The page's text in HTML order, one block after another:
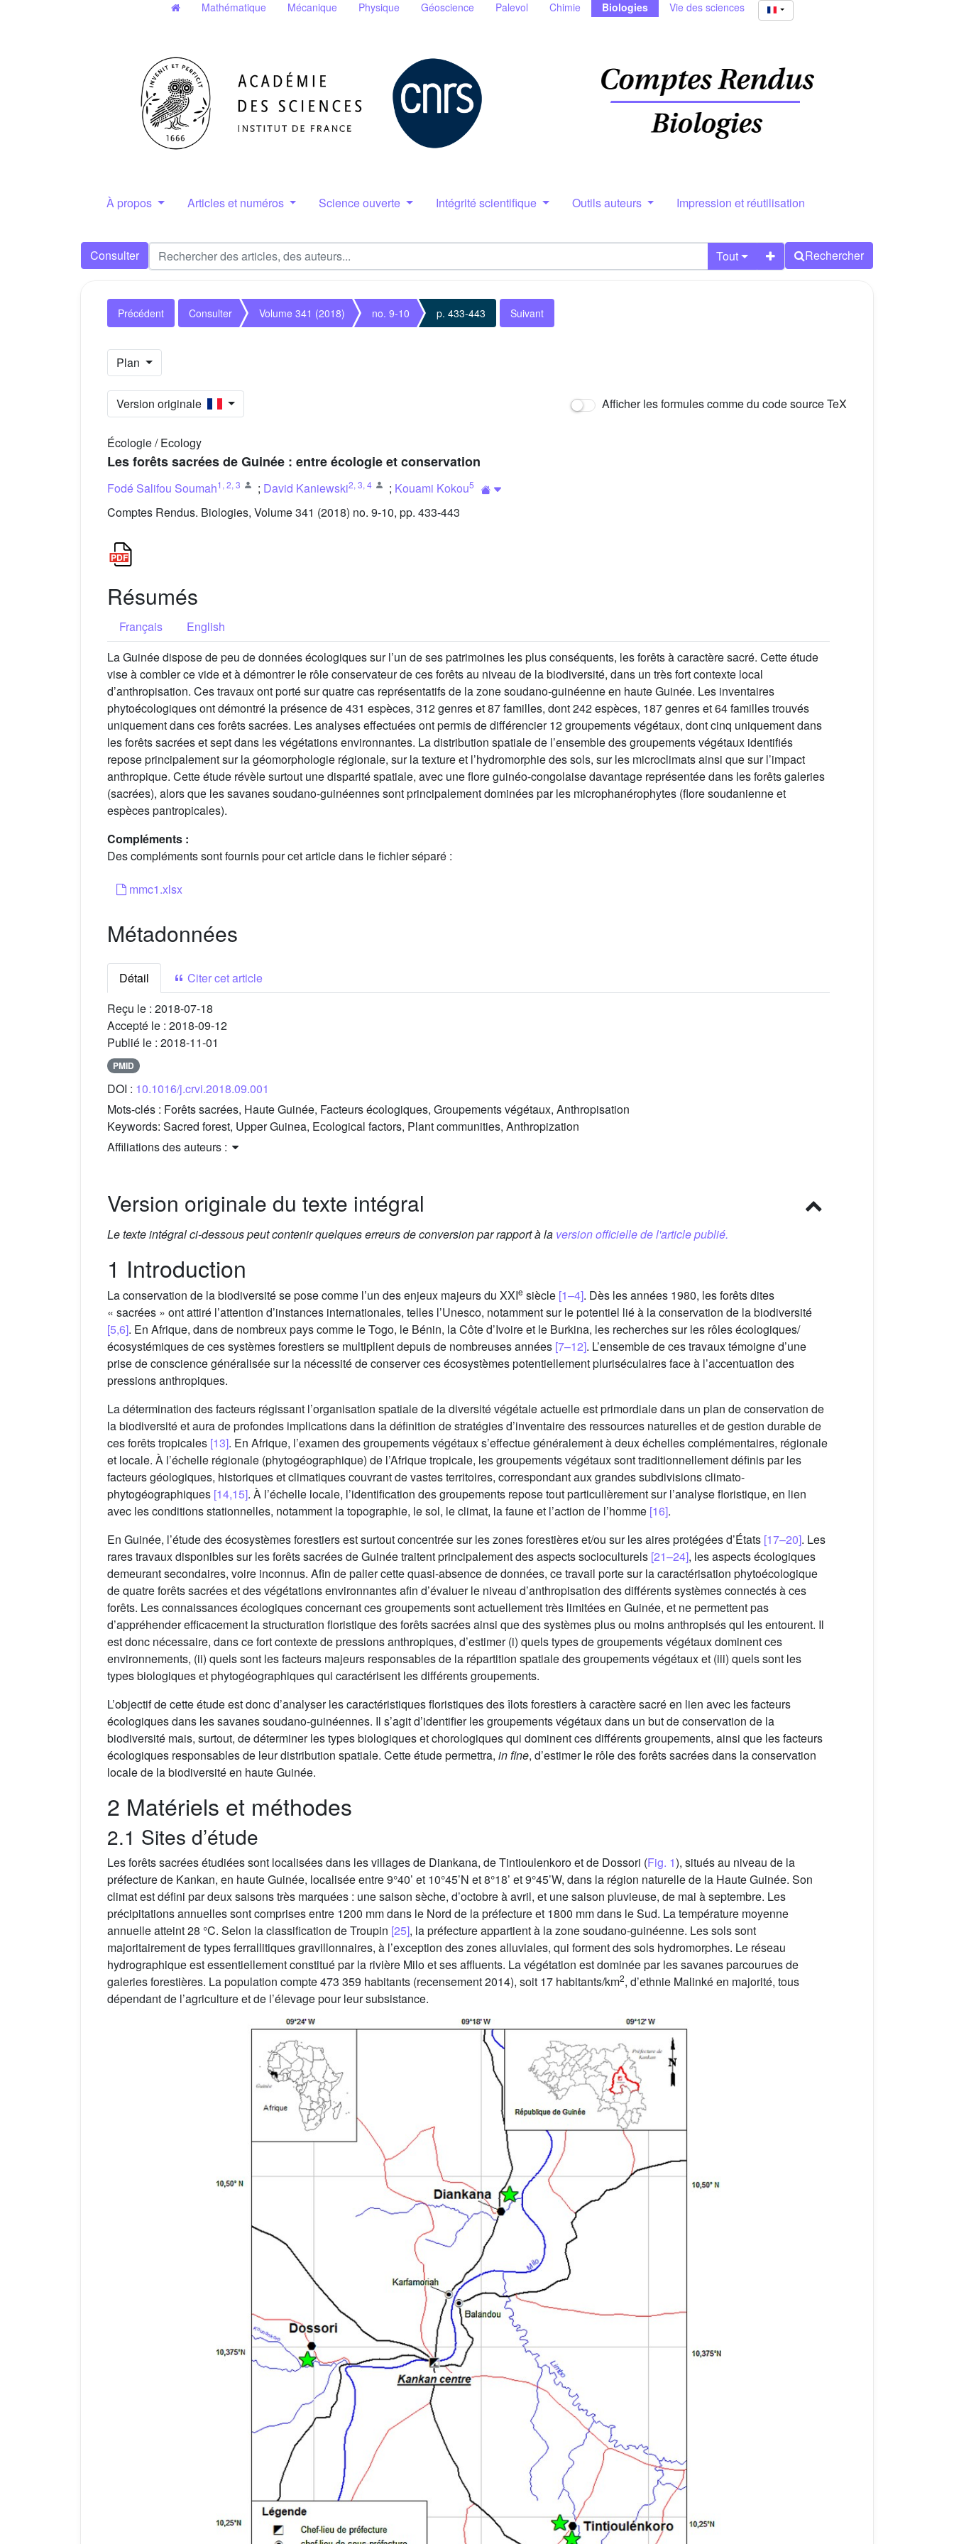
Mathématique Mécanique Physique Géoscience Palevol Chimie Biologies Vie des sciences
À propos Articles et numéros Science ouverte Intégrité scientifique Outils auteurs Impression et réutilisation
Consulter Tout Rechercher
Précédent Consulter Volume 341 (2018) no. 9-10 p. 433-443 Suivant
Plan
Version originale Afficher les formules comme du code source TeX
Écologie / Ecology
Les forêts sacrées de Guinée : entre écologie et conservation
Fodé Salifou Soumah1 , 2, 3 ; David Kaniewski2, 3, 4 ; Kouami Kokou5
Comptes Rendus. Biologies, Volume 341 (2018) no. 9-10, pp. 433-443
Résumés
Français
English
La Guinée dispose de peu de données écologiques sur l’un de ses patrimoines les plus conséquents, les forêts à caractère sacré. Cette étude
vise à combler ce vide et à démontrer le rôle conservateur de ces forêts au niveau de la biodiversité, dans un très fort contexte local
d’anthropisation. Ces travaux ont porté sur quatre cas représentatifs de la zone soudano-guinéenne en haute Guinée. Les inventaires
phytoécologiques ont démontré la présence de 431 espèces, 312 genres et 87 familles, dont 242 espèces, 187 genres et 64 familles trouvés
uniquement dans ces forêts sacrées. Les analyses effectuées ont permis de différencier 12 groupements végétaux, dont cinq uniquement dans
les forêts sacrées et sept dans les végétations environnantes. La distribution spatiale de l’ensemble des groupements végétaux identifiés
repose principalement sur la géomorphologie régionale, sur la texture et l’hydromorphie des sols, sur les microclimats ainsi que sur l’impact
anthropique. Cette étude révèle surtout une disparité spatiale, avec une flore guinéo-congolaise davantage représentée dans les forêts galeries
(sacrées), alors que les savanes soudano-guinéennes sont principalement dominées par les microphanérophytes (flore soudanienne et
espèces pantropicales).
Compléments :
Des compléments sont fournis pour cet article dans le fichier séparé :
mmc1.xlsx
Métadonnées
Détail
Citer cet article
Reçu le : 2018-07-18
Accepté le : 2018-09-12
Publié le : 2018-11-01
PMID
DOI : 10.1016/j.crvi.2018.09.001
Mots-clés : Forêts sacrées, Haute Guinée, Facteurs écologiques, Groupements végétaux, Anthropisation
Keywords: Sacred forest, Upper Guinea, Ecological factors, Plant communities, Anthropization
Affiliations des auteurs :
Version originale du texte intégral
Le texte intégral ci-dessous peut contenir quelques erreurs de conversion par rapport à la version officielle de l'article publié.
1 Introduction
La conservation de la biodiversité se pose comme l’un des enjeux majeurs du XXIe siècle [1–4]. Dès les années 1980, les forêts dites
« sacrées » ont attiré l’attention d’instances internationales, telles l’Unesco, notamment sur le potentiel lié à la conservation de la biodiversité
[5,6]. En Afrique, dans de nombreux pays comme le Togo, le Bénin, la Côte d’Ivoire et le Burkina, les recherches sur les rôles écologiques/
écosystémiques de ces systèmes forestiers se multiplient depuis de nombreuses années [7–12]. L’ensemble de ces travaux témoigne d’une
prise de conscience généralisée sur la nécessité de conserver ces écosystèmes potentiellement pluriséculaires face à l’accentuation des
pressions anthropiques.
La détermination des facteurs régissant l’organisation spatiale de la diversité végétale actuelle est primordiale dans un plan de conservation de
la biodiversité et aura de profondes implications dans la définition de stratégies d’inventaire des ressources naturelles et de gestion durable de
ces forêts tropicales [13]. En Afrique, l’examen des groupements végétaux s’effectue généralement à deux échelles complémentaires, régionale
et locale. À l’échelle régionale (phytogéographique) de l’Afrique tropicale, les groupements végétaux sont traditionnellement définis par les
facteurs géologiques, historiques et climatiques couvrant de vastes territoires, correspondant aux grandes subdivisions climato-
phytogéographiques [14,15]. À l’échelle locale, l’identification des groupements repose tout particulièrement sur l’analyse floristique, en lien
avec les conditions stationnelles, notamment la topographie, le sol, le climat, la faune et l’action de l’homme [16].
En Guinée, l’étude des écosystèmes forestiers est surtout concentrée sur les zones forestières et/ou sur les aires protégées d’États [17–20]. Les
rares travaux disponibles sur les forêts sacrées de Guinée traitent principalement des aspects socioculturels [21–24], les aspects écologiques
demeurant secondaires, voire inconnus. Afin de palier cette quasi-absence de données, ce travail porte sur la caractérisation phytoécologique
de quatre forêts sacrées et des végétations environnantes afin d’évaluer le niveau d’anthropisation des différents systèmes connectés à ces
forêts. Les connaissances écologiques concernant ces groupements sont actuellement très limitées en Guinée, et ne permettent pas
d’appréhender efficacement la structuration floristique des forêts sacrées ainsi que des systèmes plus ou moins anthropisés qui les entourent. Il
est donc nécessaire, dans ce fort contexte de pressions anthropiques, d’estimer (i) quels types de groupements végétaux dominent ces
environnements, (ii) quels sont les facteurs majeurs responsables de la répartition spatiale des groupements végétaux et (iii) quels sont les
types biologiques et phytogéographiques qui caractérisent les différents groupements.
L’objectif de cette étude est donc d’analyser les caractéristiques floristiques des îlots forestiers à caractère sacré en lien avec les facteurs
écologiques dans les savanes soudano-guinéennes. Il s’agit d’identifier les groupements végétaux dans un but de conservation de la
biodiversité mais, surtout, de déterminer les types biologiques et chorologiques qui dominent ces différents groupements, ainsi que les facteurs
écologiques responsables de leur distribution spatiale. Cette étude permettra, in fine, d’estimer le rôle des forêts sacrées dans la conservation
locale de la biodiversité en haute Guinée.
2 Matériels et méthodes
2.1 Sites d’étude
Les forêts sacrées étudiées sont localisées dans les villages de Diankana, de Tintioulenkoro et de Dossori (Fig. 1), situés au niveau de la
préfecture de Kankan, en haute Guinée, localisée entre 9°40’ et 10°45’N et 8°18’ et 9°45’W, dans la région naturelle de la Haute Guinée. Son
climat est défini par deux saisons très marquées : une saison sèche, d’octobre à avril, et une saison pluvieuse, de mai à septembre. Les
précipitations annuelles sont comprises entre 1200 mm dans le Nord de la préfecture et 1800 mm dans le Sud. La température moyenne
annuelle atteint 28 °C. Selon la classification de Troupin [25], la préfecture appartient à la zone soudano-guinéenne. Les sols sont
majoritairement de types ferrallitiques gravillonnaires, à l’exception des zones alluviales, qui forment des sols hydromorphes. Le réseau
hydrographique est essentiellement constitué par la rivière Milo et ses affluents. La végétation est dominée par les savanes parcourues de
galeries forestières. La population compte 473 359 habitants (recensement 2014), soit 17 habitants/km2, d’ethnie Malinké en majorité, tous
dépendant de l’agriculture et de l’élevage pour leur subsistance.